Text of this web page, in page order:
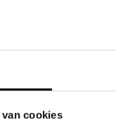
cookies
bij schade